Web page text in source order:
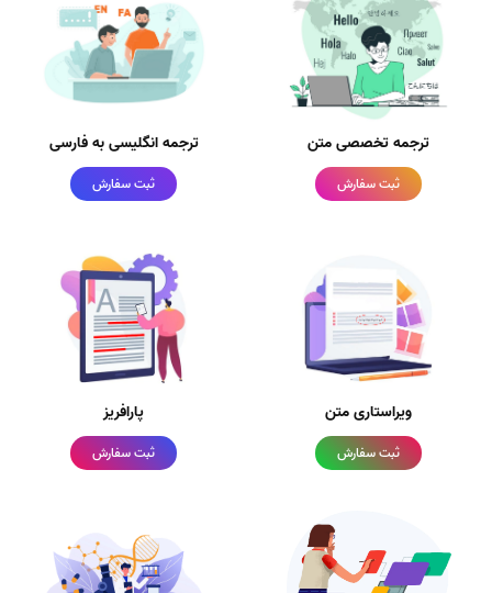
ترجمه تخصصی متن
ثبت سفارش
ترجمه انگلیسی به فارسی
ثبت سفارش
ویراستاری متن
ثبت سفارش
پارافریز
ثبت سفارش